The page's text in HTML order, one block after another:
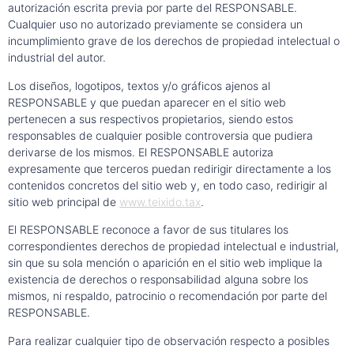
autorización escrita previa por parte del RESPONSABLE.
Cualquier uso no autorizado previamente se considera un
incumplimiento grave de los derechos de propiedad intelectual o
industrial del autor.
Los diseños, logotipos, textos y/o gráficos ajenos al
RESPONSABLE y que puedan aparecer en el sitio web
pertenecen a sus respectivos propietarios, siendo estos
responsables de cualquier posible controversia que pudiera
derivarse de los mismos. El RESPONSABLE autoriza
expresamente que terceros puedan redirigir directamente a los
contenidos concretos del sitio web y, en todo caso, redirigir al
sitio web principal de www.teixido.tax.
El RESPONSABLE reconoce a favor de sus titulares los
correspondientes derechos de propiedad intelectual e industrial,
sin que su sola mención o aparición en el sitio web implique la
existencia de derechos o responsabilidad alguna sobre los
mismos, ni respaldo, patrocinio o recomendación por parte del
RESPONSABLE.
Para realizar cualquier tipo de observación respecto a posibles